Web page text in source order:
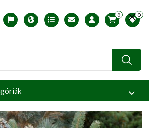
English version
Télállósági zónák
Nyomtatható ABC árjegyzék
Profilom
0 0